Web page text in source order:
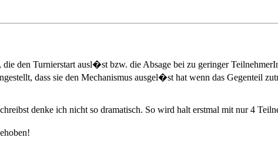
den Turnierstart ausl�st bzw. die Absage bei zu geringer
dass sie den Mechanismus ausgel�st hat wenn das Gegenteil
denke ich nicht so dramatisch. So wird halt erstmal mit nur 4